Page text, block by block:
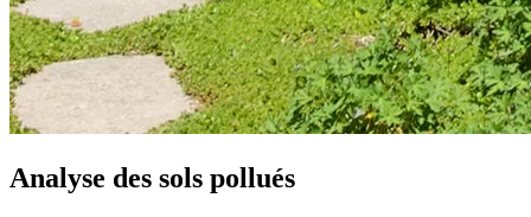
Analyse des sols pollués